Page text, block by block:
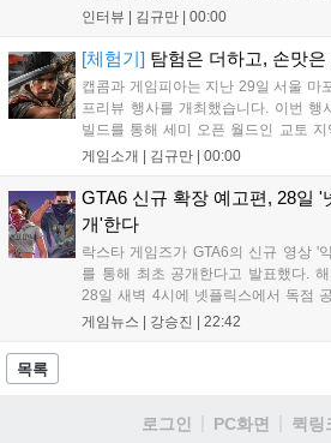
적인 검극 액션과 '무너뜨리기 일섬'을
하고자 했으며, 실제 검술 전문가의 모
화했다. 세계관을 새롭게 재구성한
다르지만, 특유의 통쾌한 손맛과 다크
시리즈 팬과 신규 이용자 모두에게 새
인터뷰 | 김규만 00:00
[체험기] 탐험은 더하고, 손맛
캡콤과 게임피아는 지난 29일 서울 마
프리뷰 행사를 개최했습니다. 이번 행
빌드를 통해 세미 오픈 월드인 교토
했습니다. 주인공 미야모토 무사시가
탄탄한 게임성을 선보여 기대감을 높였
게임소개 | 김규만 00:00
GTA6 신규 확장 예고편, 28일 '
개'한다
락스타 게임즈가 GTA6의 신규 영상 '
를 통해 최초 공개한다고 발표했다.
28일 새벽 4시에 넷플릭스에서 독점
10시부터 공식 유튜브와 홈페이지에서
이례적인 협업이 향후 게임 마케팅 방
게임뉴스 | 강승진 22:42
목록
로그인 PC화면 퀵링